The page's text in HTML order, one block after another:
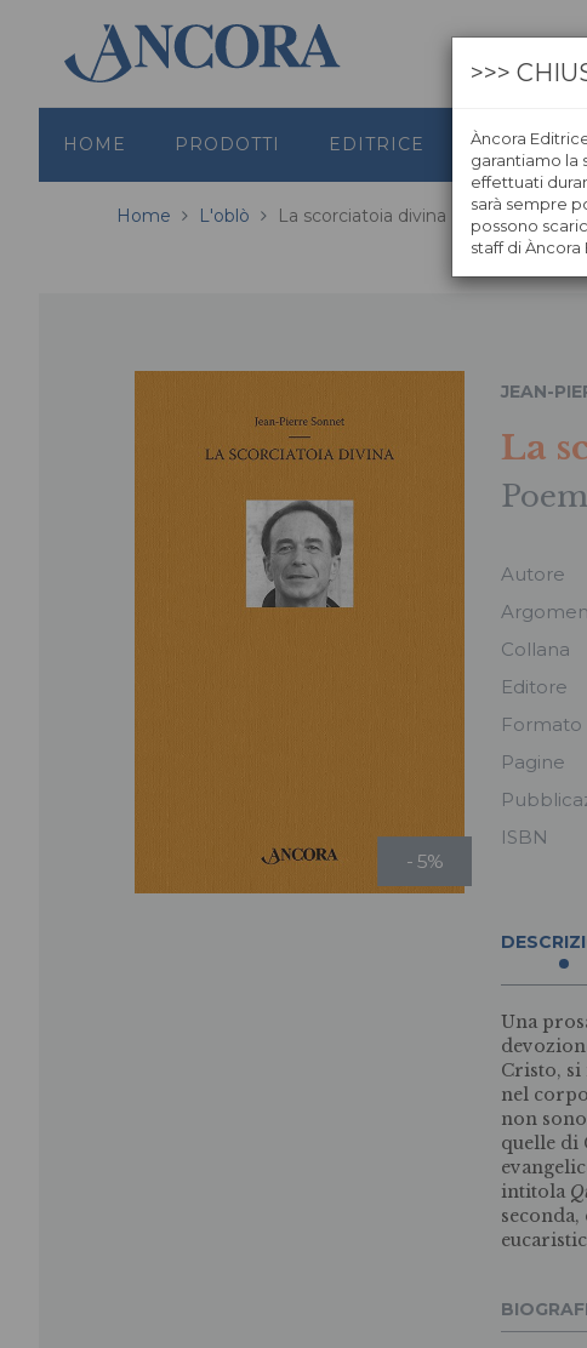
HOME PRODOTTI EDITRICE GRAFICA
Home L'oblò La scorciatoia divina
- 5%
JEAN-
La
Autore
Collana
Editore
Formato
Pagine
ISBN
Una
Cristo, si
nel
non
quelle di
intitola
>>>
Àncora
garantiamo la
effettuati
sarà sempre
possono
staff di Àncora